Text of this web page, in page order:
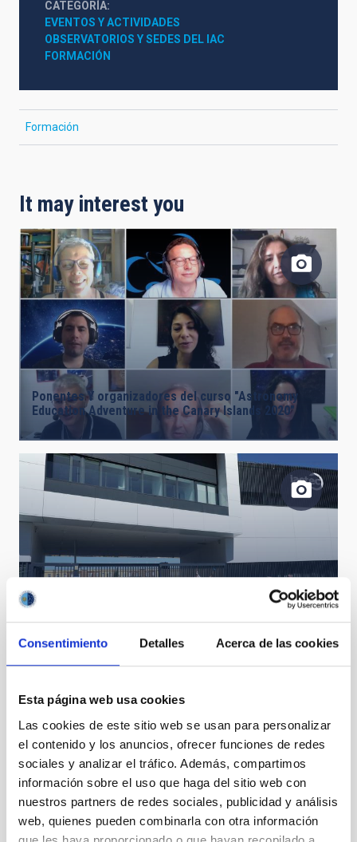
Consentimiento Detalles Acerca de las cookies
Esta página web usa cookies
Las cookies de este sitio web se usan para personalizar
el contenido y los anuncios, ofrecer funciones de redes
sociales y analizar el tráfico. Además, compartimos
información sobre el uso que haga del sitio web con
nuestros partners de redes sociales, publicidad y análisis
web, quienes pueden combinarla con otra información
CATEGORÍA
EVENTOS Y ACTIVIDADES
OBSERVATORIOS Y SEDES DEL IAC
FORMACIÓN
Formación
It may interest you
Ponentes Y organizadores del curso "Astronomy
Education Adventure in the Canary Islands 2020"
Participantes del curso AEACI 2022 en el exterior del
IACTEC durante un taller
MIT Field Camp 2024